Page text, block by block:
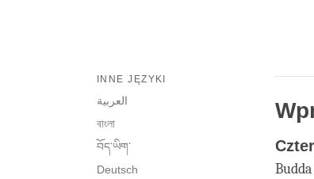
INNE JĘZYKI
العربية
বাংলা
བོད་ཡིག་
Deutsch